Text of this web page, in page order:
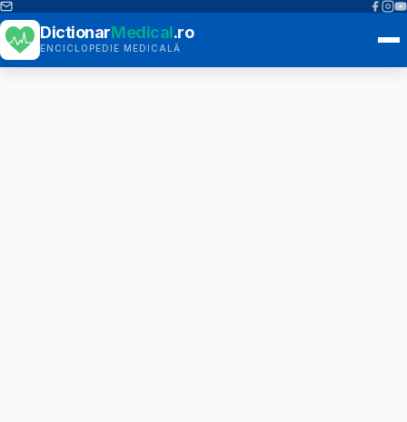
DictionarMedical.ro
ENCICLOPEDIE MEDICALĂ